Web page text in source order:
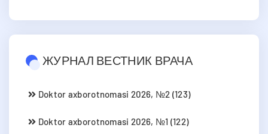
ЖУРНАЛ ВЕСТНИК ВРАЧА
Doktor axborotnomasi 2026, №2 (123)
Doktor axborotnomasi 2026, №1 (122)